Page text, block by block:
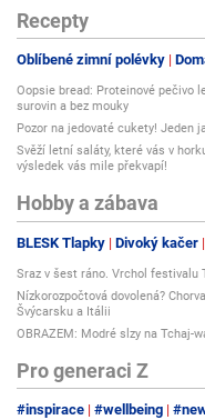
Recepty
Oblíbené zimní polévky
Oopsie bread: Proteinové pečivo
surovin a bez mouky
Pozor na jedovaté cukety! Jeden
Svěží letní saláty, které vás v
výsledek vás mile překvapí!
Hobby a zábava
BLESK Tlapky Divoký kačer
Sraz v šest ráno. Vrchol festivalu
Nízkorozpočtová dovolená?
Švýcarsku a Itálii
OBRAZEM: Modré slzy na Tchaj-
Pro generaci Z
#inspirace #wellbeing